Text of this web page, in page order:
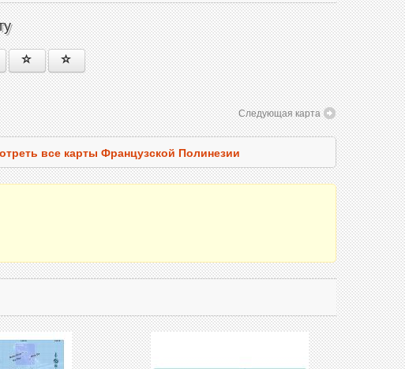
Следующая карта
все карты Французской Полинезии